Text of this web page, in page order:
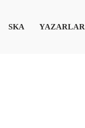
SKA YAZARLAR